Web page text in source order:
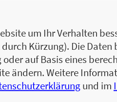
um Ihr Verhalten
Kürzung). Die
auf Basis eines
ändern. Weitere
und im